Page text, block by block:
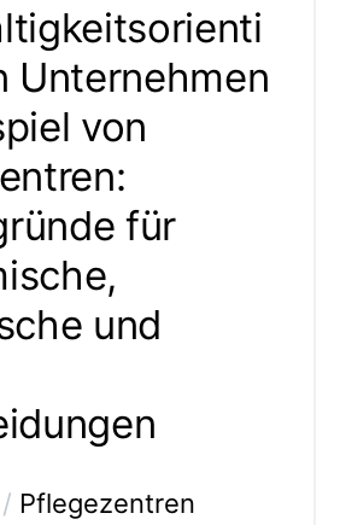
Unternehmen
von
für
und
/ Pflegezentren